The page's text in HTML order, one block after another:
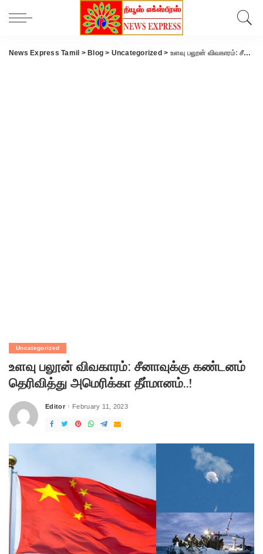
News Express Tamil > Blog > Uncategorized > உளவு பலூன் விவகாரம்: சீனாவுக்கு கண்டனம் தெரிவித்து அமெரிக்கா தீா்மானம்..!
Uncategorized
உளவு பலூன் விவகாரம்: சீனாவுக்கு கண்டனம்
தெரிவித்து அமெரிக்கா தீா்மானம்..!
Posted
Editor February 11, 2023